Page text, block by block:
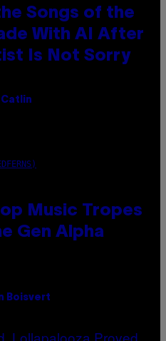
Songs of the
With AI After
Is Not Sorry
Music Tropes
Gen Alpha
Boisvert